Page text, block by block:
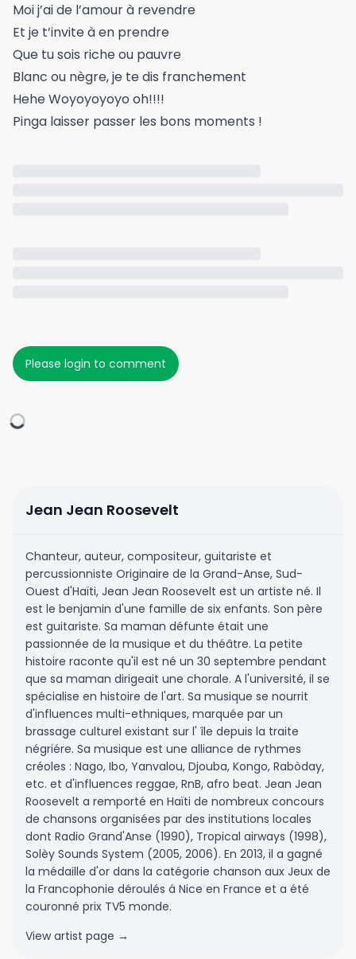
Moi j’ai de l’amour à revendre
Et je t’invite à en prendre
Que tu sois riche ou pauvre
Blanc ou nègre, je te dis franchement
Hehe Woyoyoyoyo oh!!!!
Pinga laisser passer les bons moments !
Please login to comment
Jean Jean Roosevelt
Chanteur, auteur, compositeur, guitariste et
percussionniste Originaire de la Grand-Anse, Sud-
Ouest d'Haïti, Jean Jean Roosevelt est un artiste né. Il
est le benjamin d'une famille de six enfants. Son père
est guitariste. Sa maman défunte était une
passionnée de la musique et du théâtre. La petite
histoire raconte qu'il est né un 30 septembre pendant
que sa maman dirigeait une chorale. A l'université, il se
spécialise en histoire de l'art. Sa musique se nourrit
d'influences multi-ethniques, marquée par un
brassage culturel existant sur l' île depuis la traite
négriére. Sa musique est une alliance de rythmes
créoles : Nago, Ibo, Yanvalou, Djouba, Kongo, Rabòday,
etc. et d'influences reggae, RnB, afro beat. Jean Jean
Roosevelt a remporté en Haïti de nombreux concours
de chansons organisées par des institutions locales
dont Radio Grand'Anse (1990), Tropical airways (1998),
Solèy Sounds System (2005, 2006). En 2013, il a gagné
la médaille d'or dans la catégorie chanson aux Jeux de
la Francophonie déroulés á Nice en France et a été
couronné prix TV5 monde.
View artist page →